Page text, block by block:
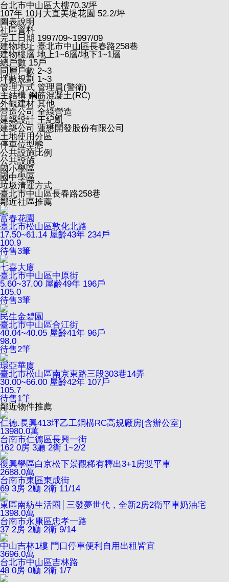
台北市中山區大樓70.3/坪
107年 10月大直美堤花園 52.2/坪
圖表說明
社區資料
完工日期 1997/09~1997/09
建物地址 臺北市中山區長春路258巷
建物樓層 地上1~6層/地下1~1層
總戶數 15戶
同層戶數 2~3
坪數規劃 1~3
管理方式 管理員(警衛)
主結構 鋼筋混凝土(RC)
外觀建材 其他
營造公司 全綠營造
建築設計 王紀凱
建築公司 蓮懋開發股份有限公司
土地使用分區
停車位型態
公共設施比例
公共設施
國小學區
國中學區
垃圾清運方式
臺北市中山區長春路258巷
鄰近社區推薦
富春花園
臺北市松山區敦化北路
17.50~61.14 屋齡43年 234戶
100.9
待售3筆
七喜大廈
臺北市中山區中原街
5.60~37.00 屋齡49年 196戶
105.0
待售3筆
民生金碧園
臺北市中山區合江街
40.04~40.05 屋齡41年 96戶
98.0
待售2筆
環亞華廈
臺北市松山區南京東路三段303巷14弄
30.00~66.00 屋齡42年 107戶
105.7
待售1筆
鄰近物件推薦
仁德.長興413坪乙工鋼構RC高規廠房[含辦公室]
13980.0萬
台南市仁德區長興一街
162 0房 3廳 2衛 1~2/2
復興學區白京松下景觀稀有釋出3+1房雙平車
2688.0萬
台南市東區東成街
69 3房 2廳 2衛 11/14
東區南紡生活圈│三發夢世代，全新2房2衛平車奶油宅
1398.0萬
台南市永康區忠孝一路
37 2房 2廳 2衛 9/14
中山吉林1樓 門口停車便利自用出租皆宜
3696.0萬
台北市中山區吉林路
48 0房 0廳 2衛 1/7